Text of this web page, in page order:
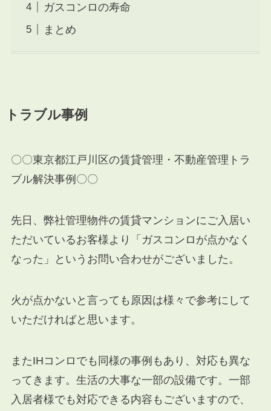
ガスコンロの寿命
まとめ
トラブル事例
〇〇東京都江戸川区の賃貸管理・不動産管理トラ
ブル解決事例〇〇
先日、弊社管理物件の賃貸マンションにご入居い
ただいているお客様より「ガスコンロが点かなく
なった」というお問い合わせがございました。
火が点かないと言っても原因は様々で参考にして
いただければと思います。
またIHコンロでも同様の事例もあり、対応も異な
ってきます。生活の大事な一部の設備です。一部
入居者様でも対応できる内容もございますので、